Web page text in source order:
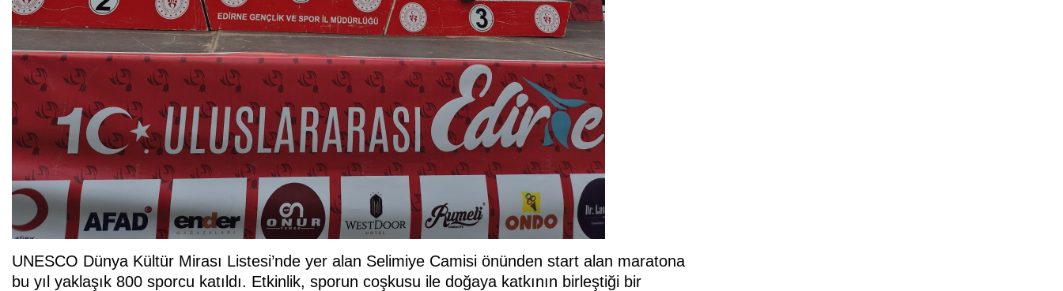
UNESCO Dünya Kültür Mirası Listesi’nde yer alan Selimiye Camisi önünden start alan maratona
bu yıl yaklaşık 800 sporcu katıldı. Etkinlik, sporun coşkusu ile doğaya katkının birleştiği bir